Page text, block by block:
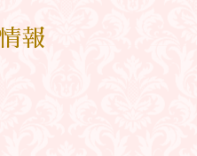
報